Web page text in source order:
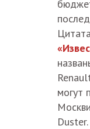
могут
Duster.